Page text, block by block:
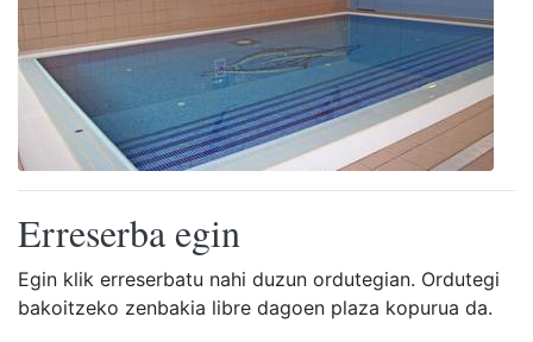
Erreserba egin
Egin klik erreserbatu nahi duzun ordutegian. Ordutegi
bakoitzeko zenbakia libre dagoen plaza kopurua da.